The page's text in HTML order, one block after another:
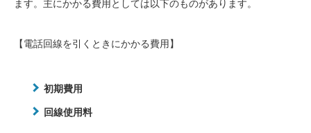
ます。主にかかる費用としては以下のものがあります。
【電話回線を引くときにかかる費用】
初期費用
回線使用料